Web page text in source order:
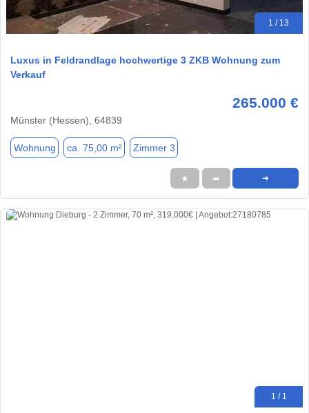
1 / 13
Luxus in Feldrandlage hochwertige 3 ZKB Wohnung zum
Verkauf
265.000 €
Münster (Hessen), 64839
Wohnung ca. 75,00 m² Zimmer 3
★ ➦ ➜
1 / 1